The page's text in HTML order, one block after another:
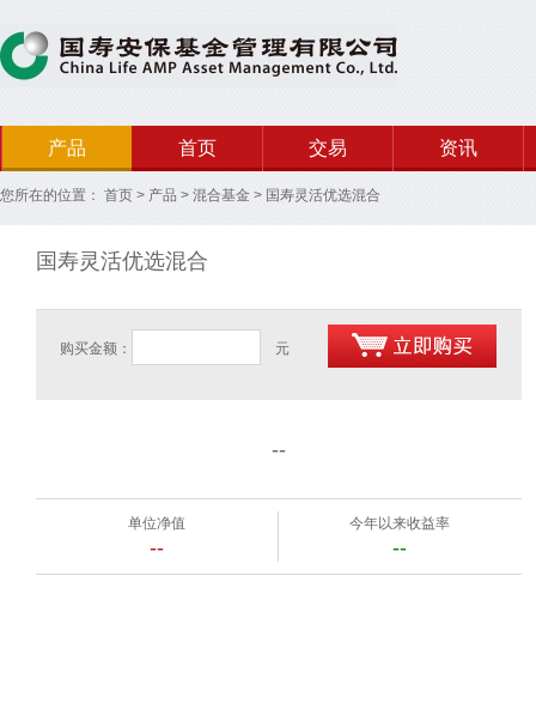
产品 首页 交易 资讯
您所在的位置： 首页 > 产品 > 混合基金 > 国寿灵活优选混合
国寿灵活优选混合
购买金额： 元
--
单位净值
--
今年以来收益率
--